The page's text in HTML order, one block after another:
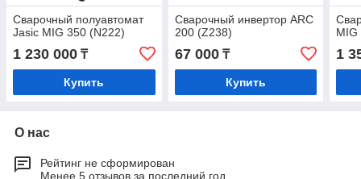
Сварочный полуавтомат
Jasic MIG 350 (N222)
1 230 000 ₸
Купить
Сварочный инвертор ARC
200 (Z238)
67 000₸
Купить
MIG
1
О нас
Рейтинг не сформирован
Менее 5 отзывов за последний год